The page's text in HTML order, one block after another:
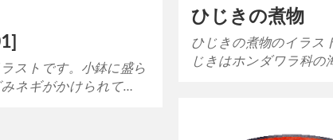
ストです。小鉢に盛ら
ネギがかけられて…
ひじきの煮物
ひじきの煮物のイラス
じきはホンダワラ科の